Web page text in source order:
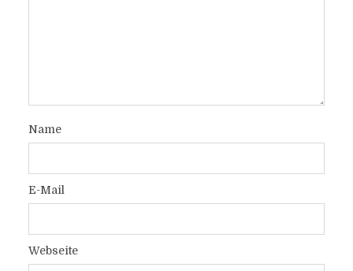
Name
E-Mail
Webseite